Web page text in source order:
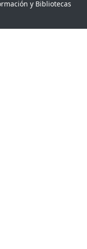
y Bibliotecas